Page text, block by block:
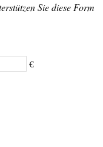
Sie diese Form
€